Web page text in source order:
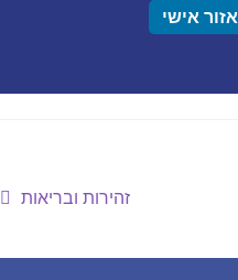
אזור אישי
זהירות ובריאות